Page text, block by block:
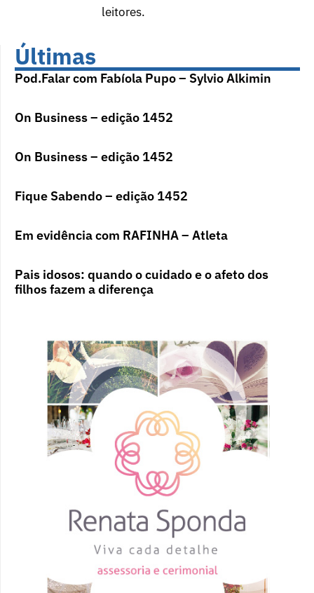
leitores.
Últimas
Pod.Falar com Fabíola Pupo – Sylvio Alkimin
On Business – edição 1452
On Business – edição 1452
Fique Sabendo – edição 1452
Em evidência com RAFINHA – Atleta
Pais idosos: quando o cuidado e o afeto dos
filhos fazem a diferença